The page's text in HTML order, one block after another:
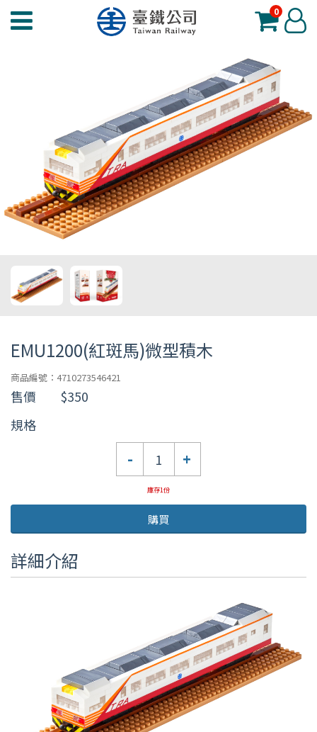
臺
0 登
入
EMU1200(紅斑馬)微型積木
商品編號：4710273546421
售價
$350
規格
- +
庫存1份
購買
詳細介紹